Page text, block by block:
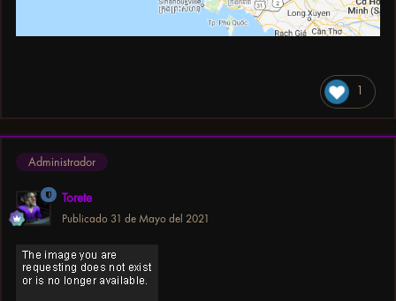
1
Administrador
Torete
Publicado 31 de Mayo del 2021